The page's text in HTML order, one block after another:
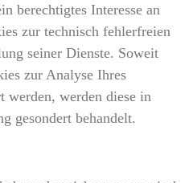
berechtigtes Interesse an
zur technisch fehlerfreien
seiner Dienste. Soweit
zur Analyse Ihres
werden, werden diese in
gesondert behandelt.